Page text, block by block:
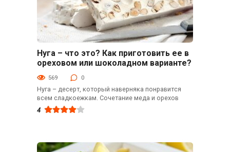
Нуга – что это? Как приготовить ее в
ореховом или шоколадном варианте?
569 0
Нуга – десерт, который наверняка понравится
всем сладкоежкам. Сочетание меда и орехов
4